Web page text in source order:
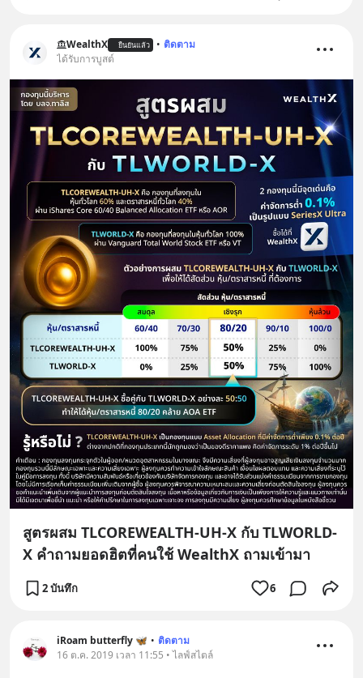
WealthX ยืนยันแล้ว • ติดตาม
ได้รับการบูสต์
สูตรผสม TLCOREWEALTH-UH-X กับ TLWORLD-
X คำถามยอดฮิตที่คนใช้ WealthX ถามเข้ามา
2 บันทึก 6
iRoam butterfly 🦋 • ติดตาม
16 ต.ค. 2019 เวลา 11:55 • ไลฟ์สไตล์